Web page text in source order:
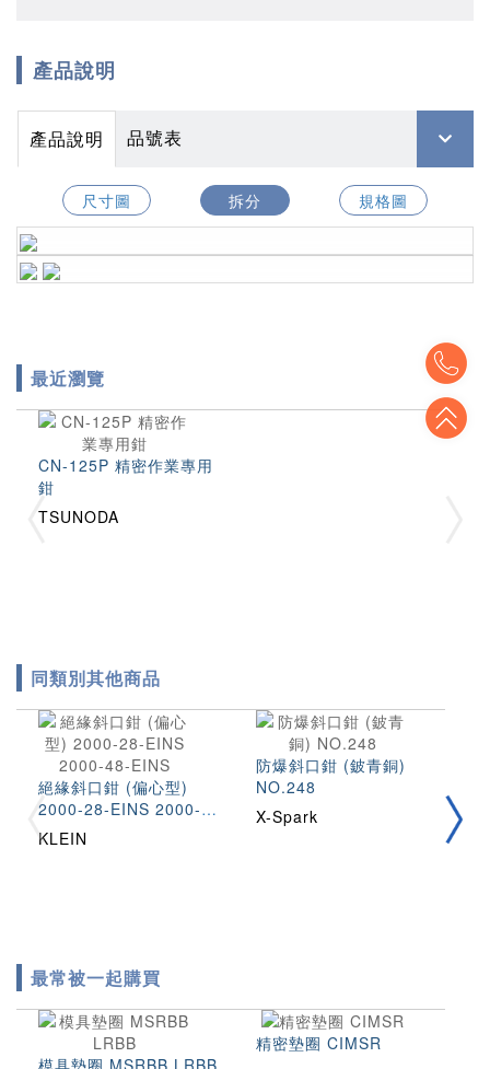
產品說明
產品說明 品號表
尺寸圖 拆分 規格圖
最近瀏覽
CN-125P 精密作業專用
鉗
TSUNODA
同類別其他商品
絕緣斜口鉗 (偏心型)
2000-28-EINS 2000-
48-EINS
KLEIN
防爆斜口鉗 (鈹青銅)
NO.248
X-Spark
最常被一起購買
精密墊圈 CIMSR